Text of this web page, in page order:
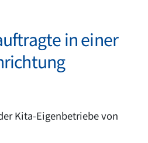
in einer
Kita-Eigenbetriebe von